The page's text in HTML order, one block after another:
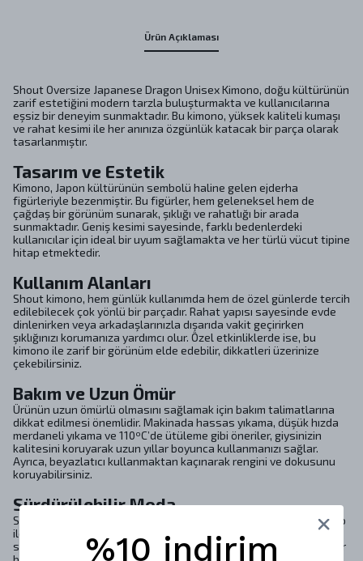
Ürün Açıklaması
Shout Oversize Japanese Dragon Unisex Kimono, doğu kültürünün
zarif estetiğini modern tarzla buluşturmakta ve kullanıcılarına
eşsiz bir deneyim sunmaktadır. Bu kimono, yüksek kaliteli kumaşı
ve rahat kesimi ile her anınıza özgünlük katacak bir parça olarak
tasarlanmıştır.
Tasarım ve Estetik
Kimono, Japon kültürünün sembolü haline gelen ejderha
figürleriyle bezenmiştir. Bu figürler, hem geleneksel hem de
çağdaş bir görünüm sunarak, şıklığı ve rahatlığı bir arada
sunmaktadır. Geniş kesimi sayesinde, farklı bedenlerdeki
kullanıcılar için ideal bir uyum sağlamakta ve her türlü vücut tipine
hitap etmektedir.
Kullanım Alanları
Shout kimono, hem günlük kullanımda hem de özel günlerde tercih
edilebilecek çok yönlü bir parçadır. Rahat yapısı sayesinde evde
dinlenirken veya arkadaşlarınızla dışarıda vakit geçirirken
şıklığınızı korumanıza yardımcı olur. Özel etkinliklerde ise, bu
kimono ile zarif bir görünüm elde edebilir, dikkatleri üzerinize
çekebilirsiniz.
Bakım ve Uzun Ömür
Ürünün uzun ömürlü olmasını sağlamak için bakım talimatlarına
dikkat edilmesi önemlidir. Makinada hassas yıkama, düşük hızda
merdaneli yıkama ve 110ºC’de ütüleme gibi öneriler, giysinizin
kalitesini koruyarak uzun yıllar boyunca kullanmanızı sağlar.
Ayrıca, beyazlatıcı kullanmaktan kaçınarak rengini ve dokusunu
koruyabilirsiniz.
Sürdürülebilir Moda
Shout, sürdürülebilir moda anlayışını benimsemekte ve bu kimono
ile hem dolabınıza hem de gezegenimize katkıda bulunmanızı
sağlamaktadır. Giysilerinize gösterdiğiniz özen, onların uzun yıllar
%10 indirim